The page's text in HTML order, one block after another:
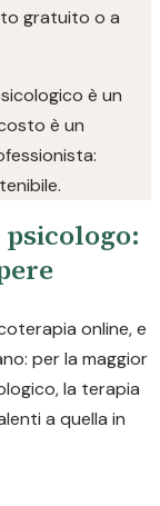
gratuito o a
è un
è un
online, e
per la maggior
la terapia
a quella in